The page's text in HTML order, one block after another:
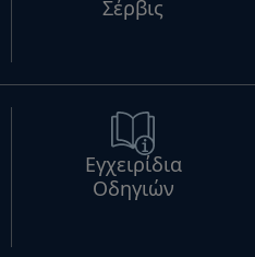
Σέρβις
Εγχειρίδια
Οδηγιών